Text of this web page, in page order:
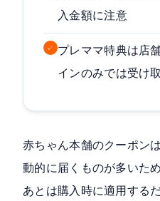
入金額に注意
✓ プレママ特典は店
インのみでは受け
赤ちゃん本舗のクーポン
動的に届くものが多いた
あとは購入時に適用する